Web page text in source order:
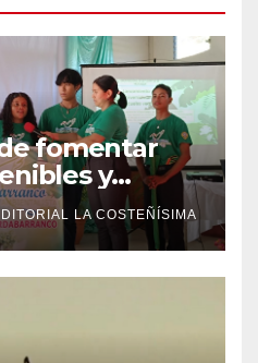
fomentar
y
en las
LA COSTEÑÍSIMA